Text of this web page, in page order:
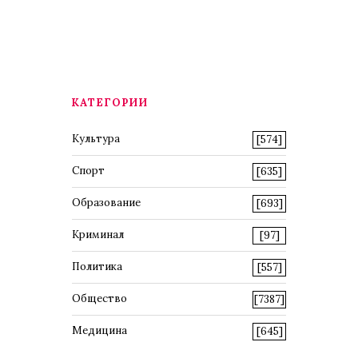
КАТЕГОРИИ
Культура [574]
Спорт [635]
Образование [693]
Криминал [97]
Политика [557]
Общество [7387]
Медицина [645]